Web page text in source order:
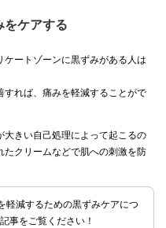
をケアする
ケートゾーンに黒ずみがある人は
すれば、痛みを軽減することがで
きい自己処理によって起こるの
クリームなどで肌への刺激を防
軽減するための黒ずみケアにつ
事をご覧ください！